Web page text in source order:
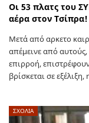
Οι 53 πλατς του
αέρα στον Τσίπρα!
Μετά από αρκετο
απέμεινε από
επιρροή,
βρίσκεται σε
ΣΧΟΛΙΑ